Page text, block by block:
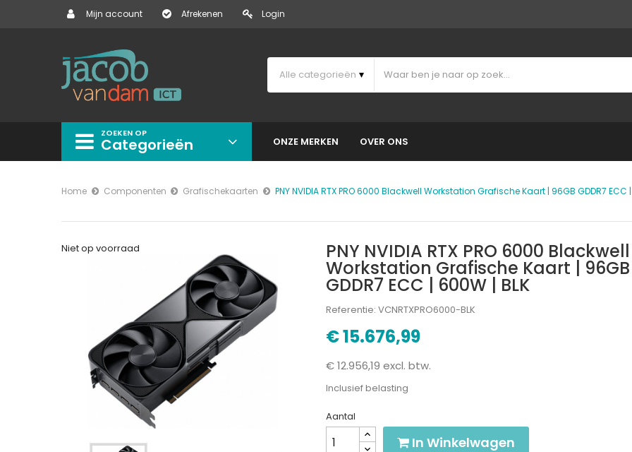
Mijn account Afrekenen Login
ZOEKEN OP
Categorieën ONZE MERKEN OVER ONS
Home Componenten Grafischekaarten PNY NVIDIA RTX PRO 6000 Blackwell Workstation Grafische Kaart | 96GB GDDR7 ECC
Niet op voorraad PNY NVIDIA RTX PRO 6000 Blackwell
Workstation Grafische Kaart | 96GB
GDDR7 ECC | 600W | BLK
Referentie: VCNRTXPRO6000-BLK
€ 15.676,99
€ 12.956,19 excl. btw.
Inclusief belasting
Aantal
In Winkelwagen